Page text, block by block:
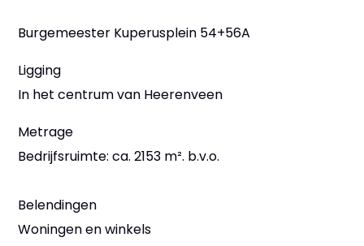
Burgemeester Kuperusplein 54+56A
Ligging
In het centrum van Heerenveen
Metrage
Bedrijfsruimte: ca. 2153 m². b.v.o.
Belendingen
Woningen en winkels